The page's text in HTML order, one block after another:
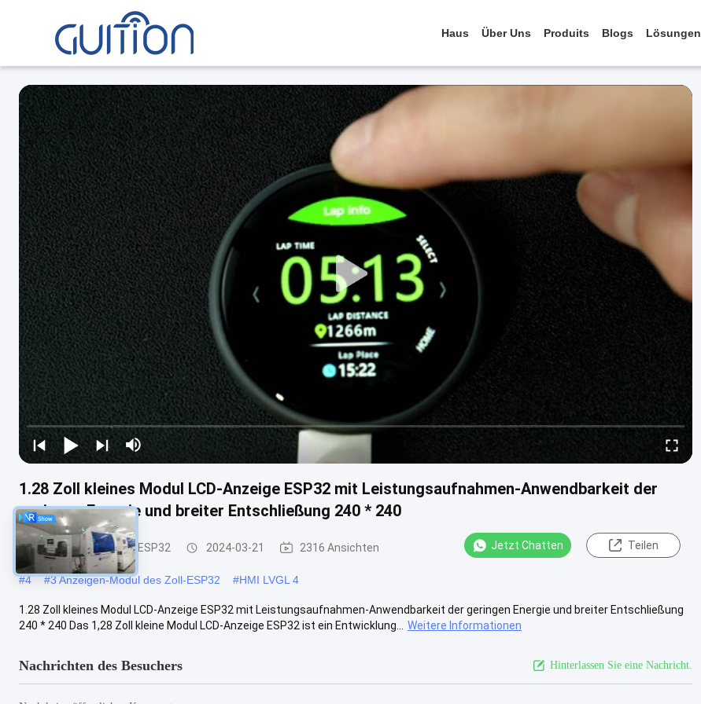
Haus Über Uns Produits Blogs Lösungen
1.28 Zoll kleines Modul LCD-Anzeige ESP32 mit Leistungsaufnahmen-Anwendbarkeit der
geringen Energie und breiter Entschließung 240 * 240
Modul der Anzeigen-ESP32 2024-03-21 2316 Ansichten Jetzt Chatten Teilen
#4 #3 Anzeigen-Modul des Zoll-ESP32 #HMI LVGL 4
1.28 Zoll kleines Modul LCD-Anzeige ESP32 mit Leistungsaufnahmen-Anwendbarkeit der geringen Energie und breiter Entschließung
240 * 240 Das 1,28 Zoll kleine Modul LCD-Anzeige ESP32 ist ein Entwicklung...
Weitere Informationen
Nachrichten des Besuchers Hinterlassen Sie eine Nachricht.